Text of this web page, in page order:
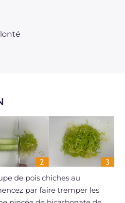
de pois chiches au
par faire tremper les